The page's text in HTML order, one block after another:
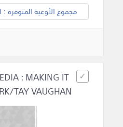
مجموع الأوعية المتوفرة : 1
: MAKING IT
TAY VAUGHAN.